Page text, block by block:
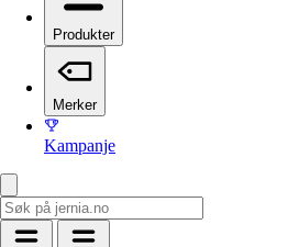
Produkter
Merker
Kampanje